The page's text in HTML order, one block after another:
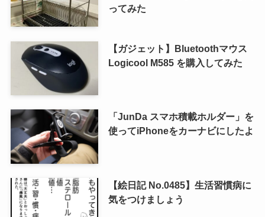
ってみた
【ガジェット】Bluetoothマウス
Logicool M585 を購入してみた
「JunDa スマホ積載ホルダー」を
使ってiPhoneをカーナビにしたよ
【絵日記 No.0485】生活習慣病に
気をつけましょう